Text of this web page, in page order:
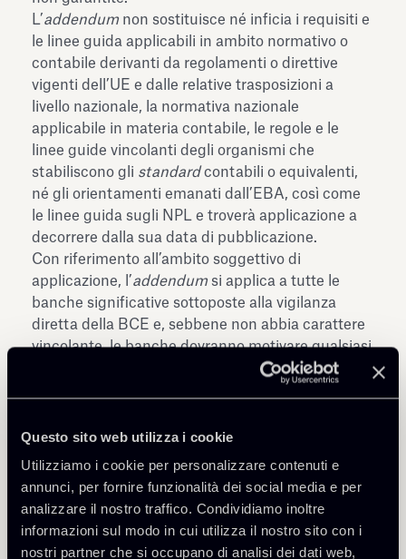
Questo sito web utilizza i cookie
Utilizziamo i cookie per personalizzare contenuti e
annunci, per fornire funzionalità dei social media e per
analizzare il nostro traffico. Condividiamo inoltre
informazioni sul modo in cui utilizza il nostro sito con i
nostri partner che si occupano di analisi dei dati web,
L’addendum non sostituisce né inficia i requisiti e
le linee guida applicabili in ambito normativo o
contabile derivanti da regolamenti o direttive
vigenti dell’UE e dalle relative trasposizioni a
livello nazionale, la normativa nazionale
applicabile in materia contabile, le regole e le
linee guide vincolanti degli organismi che
stabiliscono gli standardcontabili o equivalenti,
né gli orientamenti emanati dall’EBA, così come
le linee guida sugli NPL e troverà applicazione a
decorrere dalla sua data di pubblicazione.
Con riferimento all’ambito soggettivo di
applicazione, l’addendum si applica a tutte le
banche significative sottoposte alla vigilanza
diretta della BCE e, sebbene non abbia carattere
vincolante, le banche dovranno motivare qualsiasi
scostamento rispetto al suo contenuto e riferire in
documento almeno con frequenza annuale.
Scarica l’Addendum e le
Risposte alle domande